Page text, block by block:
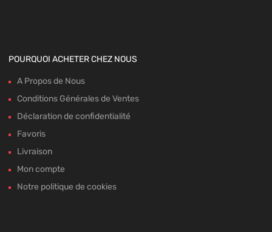
POURQUOI ACHETER CHEZ NOUS
A Propos de Nous
Conditions Générales de Ventes
Déclaration de confidentialité
Favoris
Livraison
Mon compte
Notre politique de cookies